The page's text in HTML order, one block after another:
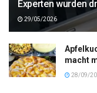
Experten wurden
29/05/2026
macht
28/09/